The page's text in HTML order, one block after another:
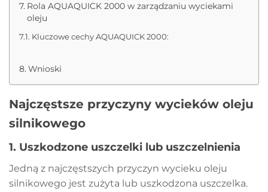
Rola AQUAQUICK 2000 w zarządzaniu wyciekami
oleju
Kluczowe cechy AQUAQUICK 2000:
Wnioski
Najczęstsze przyczyny wycieków oleju
silnikowego
1. Uszkodzone uszczelki lub uszczelnienia
Jedną z najczęstszych przyczyn wycieku oleju
silnikowego jest zużyta lub uszkodzona uszczelka.